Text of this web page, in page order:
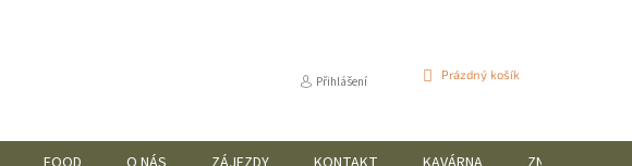
Přihlášení
NÁKUPNÍ
Prázdný košík